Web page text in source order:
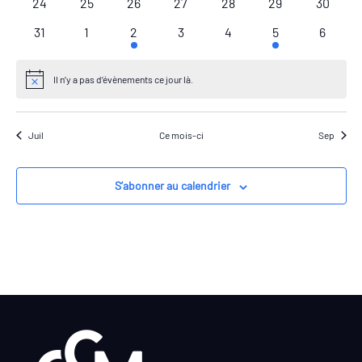
31
1 2 3 4 5 6
Notice Il n’y a pas d’évènements ce jour là.
Juil Ce mois-ci Sep
S’abonner au calendrier